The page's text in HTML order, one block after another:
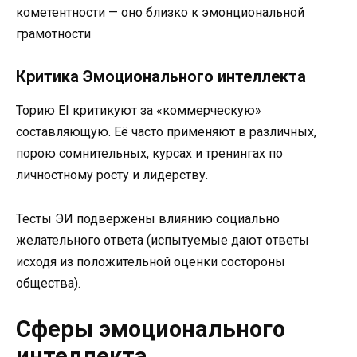
кометентности — оно близко к эмонциональной
грамотности
Критика Эмоционального интеллекта
Торию EI критикуют за «коммерческую»
составляющую. Её часто применяют в различных,
порою сомнительных, курсах и тренингах по
личностному росту и лидерству.
Тесты ЭИ подвержены влиянию социально
желательного ответа (испытуемые дают ответы
исходя из положительной оценки состороны
общества).
Сферы эмоционального